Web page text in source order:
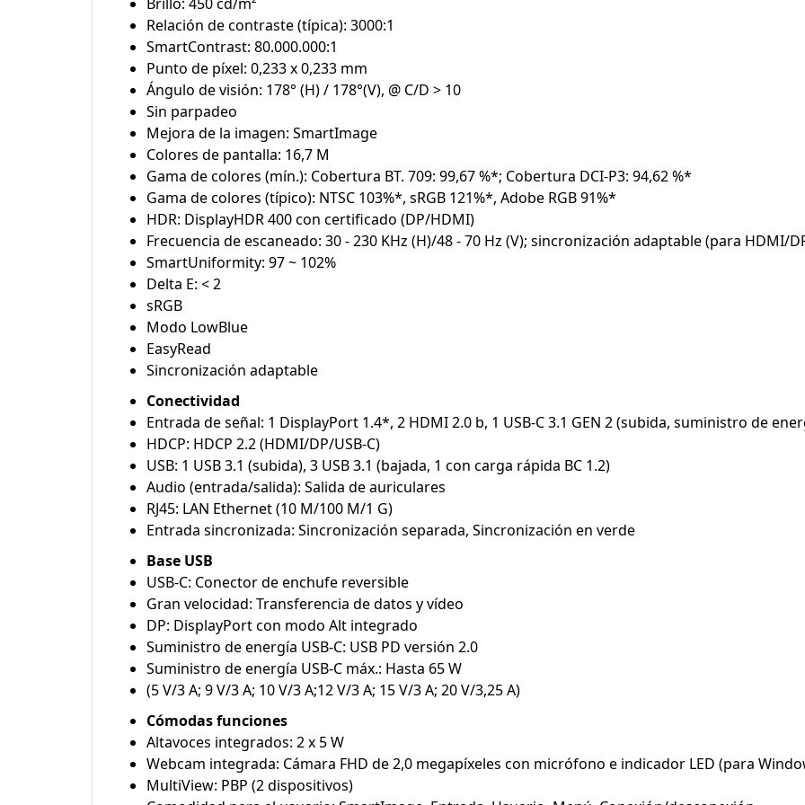
Relación de contraste (típica): 3000:1
SmartContrast: 80.000.000:1
Punto de píxel: 0,233 x 0,233 mm
Ángulo de visión: 178° (H) / 178°(V), @ C/D > 10
Sin parpadeo
Mejora de la imagen: SmartImage
Colores de pantalla: 16,7 M
Gama de colores (mín.): Cobertura BT. 709: 99,67 %*; Cobertura DCI-P3: 94,62 %*
Gama de colores (típico): NTSC 103%*, sRGB 121%*, Adobe RGB 91%*
HDR: DisplayHDR 400 con certificado (DP/HDMI)
Frecuencia de escaneado: 30 - 230 KHz (H)/48 - 70 Hz (V); sincronización adaptable (para HDMI/
SmartUniformity: 97 ~ 102%
Delta E: < 2
sRGB
Modo LowBlue
EasyRead
Sincronización adaptable
Conectividad
Entrada de señal: 1 DisplayPort 1.4*, 2 HDMI 2.0 b, 1 USB-C 3.1 GEN 2 (subida, suministro de
HDCP: HDCP 2.2 (HDMI/DP/USB-C)
USB: 1 USB 3.1 (subida), 3 USB 3.1 (bajada, 1 con carga rápida BC 1.2)
Audio (entrada/salida): Salida de auriculares
RJ45: LAN Ethernet (10 M/100 M/1 G)
Entrada sincronizada: Sincronización separada, Sincronización en verde
Base USB
USB-C: Conector de enchufe reversible
Gran velocidad: Transferencia de datos y vídeo
DP: DisplayPort con modo Alt integrado
Suministro de energía USB-C: USB PD versión 2.0
Suministro de energía USB-C máx.: Hasta 65 W
(5 V/3 A; 9 V/3 A; 10 V/3 A;12 V/3 A; 15 V/3 A; 20 V/3,25 A)
Cómodas funciones
Altavoces integrados: 2 x 5 W
Webcam integrada: Cámara FHD de 2,0 megapíxeles con micrófono e indicador LED (para
MultiView: PBP (2 dispositivos)